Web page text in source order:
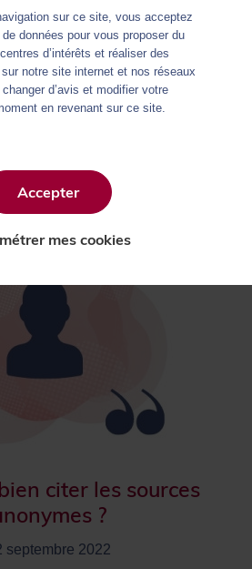
articles
News
Plagiat et IA
pour étudiants
pour enseignants
citer les sources
?
septembre 2022
sur ce site, vous acceptez
données pour vous proposer du
d’intérêts et réaliser des
notre site internet et nos réseaux
d’avis et modifier votre
en revenant sur ce site.
Accepter
mes cookies